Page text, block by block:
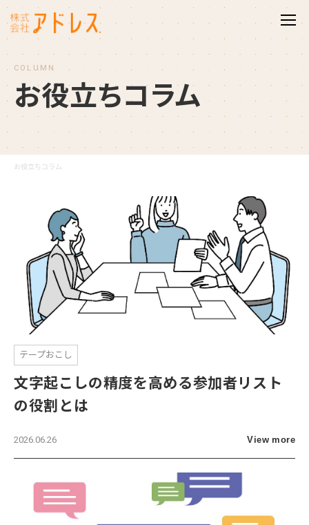
お役立ちコラム
COLUMN
お役立ちコラム
テープおこし
文字起こしの精度を高める参加者リスト
の役割とは
2026.06.26 View more